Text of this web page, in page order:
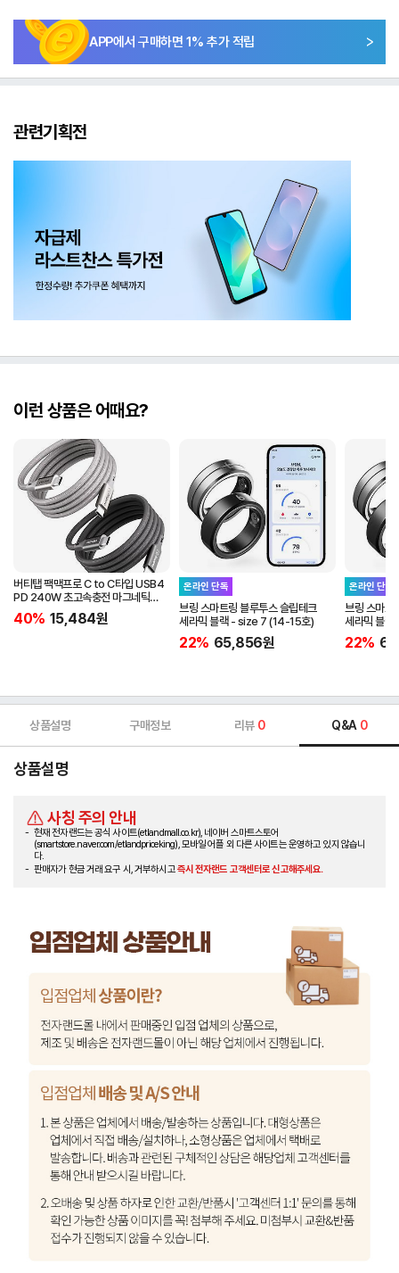
APP에서 구매하면 1% 추가 적립
관련기획전
이런 상품은 어때요?
버티탭 팩맥프로 C to C타입 USB4
PD 240W 초고속충전 마그네틱
케이블 1m
40% 15,484원
온라인 단독
브링 스마트링 블루투스 슬립테크
세라믹 블랙 - size 7 (14-15호)
22% 65,856원
온라인 단독
브링 스마트
세라믹 블
22%
상품설명 구매정보 리뷰 0 Q&A 0
상품설명
사칭 주의 안내
현재 전자랜드는 공식 사이트(etlandmall.co.kr), 네이버 스마트스토어
(smartstore.naver.com/etlandpriceking), 모바일 어플 외 다른 사이트는 운영하고 있지 않습니
다.
판매자가 현금 거래 요구 시, 거부하시고즉시 전자랜드 고객센터로 신고해주세요.